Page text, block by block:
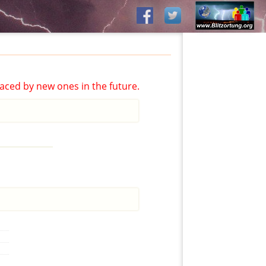
by new ones in the future.